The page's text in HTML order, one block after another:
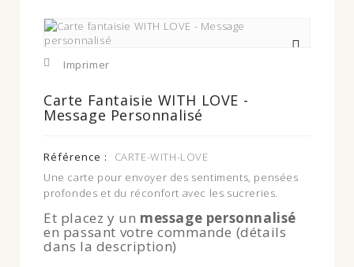
Imprimer
Carte Fantaisie WITH LOVE -
Message Personnalisé
Référence :
CARTE-WITH-LOVE
Une carte pour envoyer des sentiments, pensées
profondes et du réconfort avec les sucreries.
Et placez y un message personnalisé
en passant votre commande (détails
dans la description)